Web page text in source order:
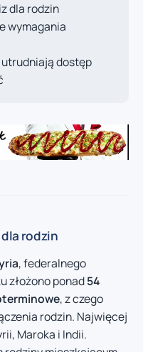
dla rodzin
wymagania
dostęp
rodzin
, federalnego
złożono ponad54
, z czego
rodzin. Najwięcej
Maroka i Indii.